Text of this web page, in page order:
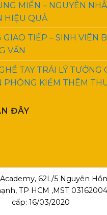
MIỀN – NGUYÊN
HIỆU QUẢ
GIAO TIẾP – SINH VIÊN
VẤN
TAY TRÁI LÝ TƯỞNG
PHÒNG KIẾM THÊM
ĐÂY
62L/5 Nguyên
TP HCM ,MST
cấp: 16/03/2020